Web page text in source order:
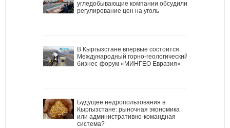
угледобывающие компании обсудили
регулирование цен на уголь
В Кыргызстане впервые состоится
Международный горно-геологический
бизнес-форум «МИНГЕО Евразия»
Будущее недропользования в
Кыргызстане: рыночная экономика
или административно-командная
система?